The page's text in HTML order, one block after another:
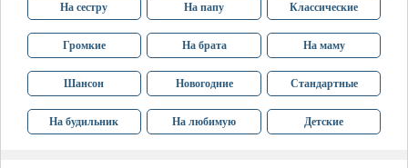
На сестру На папу Классические
Громкие На брата На маму
Шансон Новогодние Стандартные
На будильник На любимую Детские